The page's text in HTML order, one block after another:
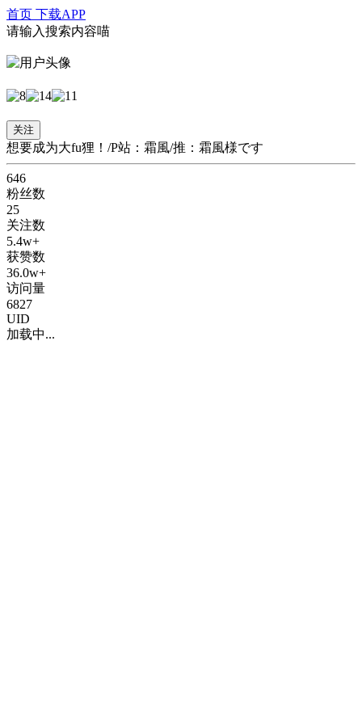
首页 下载APP
请输入搜索内容喵
关注
想要成为大fu狸！/P站：霜風/推：霜風様です
646
粉丝数
25
关注数
5.4w+
获赞数
36.0w+
访问量
6827
UID
加载中...